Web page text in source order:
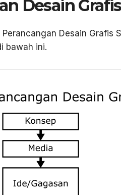
Desain
Desain
bawah ini.